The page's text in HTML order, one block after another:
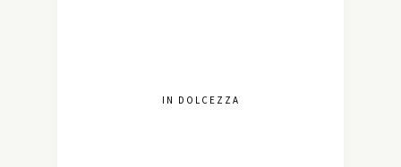
IN DOLCEZZA